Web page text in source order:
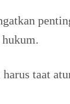
hukum.
taat